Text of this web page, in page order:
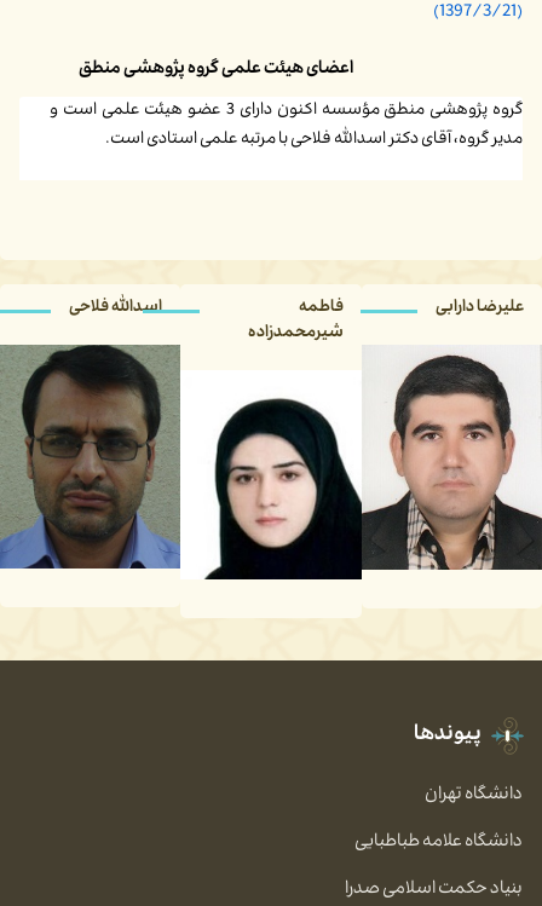
اعضای هیئت علمی گروه پژوهشی منطق
گروه پژوهشی منطق مؤسسه اکنون دارای 3 عضو هیئت علمی است و
مدیر گروه، آقای دکتر اسدالله فلاحی با مرتبه علمی استادی است.
علیرضا دارابی
فاطمه
شیرمحمدزاده
اسدالله فلاحی
پیوندها
دانشگاه تهران
دانشگاه علامه طباطبایی
بنیاد حکمت اسلامی صدرا